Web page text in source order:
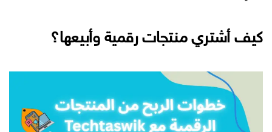
كيف أشتري منتجات رقمية وأبيعها؟